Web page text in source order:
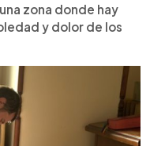
zona donde hay
y dolor de los